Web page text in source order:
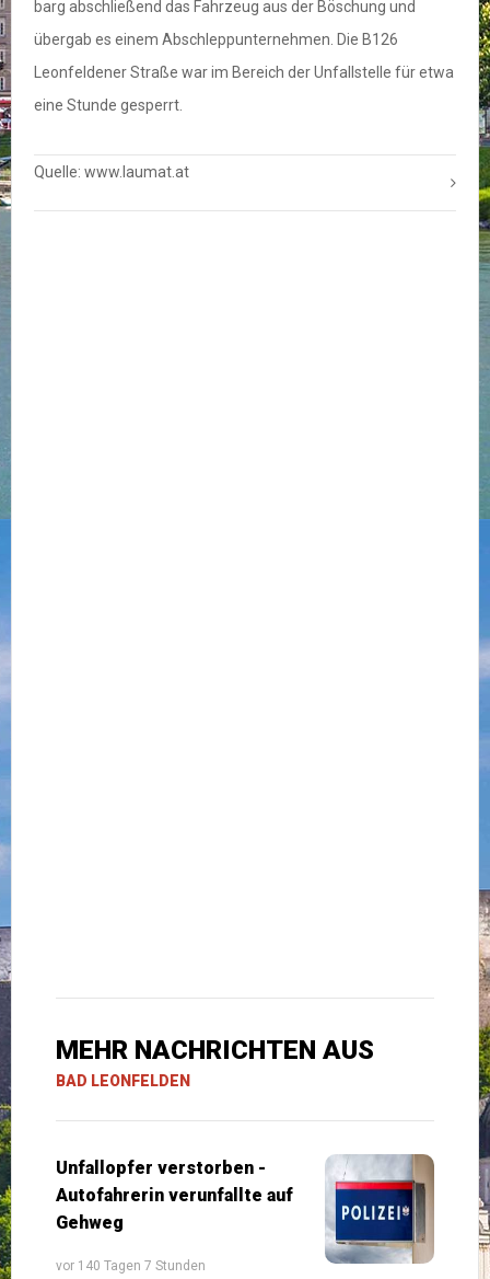
barg abschließend das Fahrzeug aus der Böschung und
übergab es einem Abschleppunternehmen. Die B126
Leonfeldener Straße war im Bereich der Unfallstelle für etwa
eine Stunde gesperrt.
Quelle: www.laumat.at
MEHR NACHRICHTEN AUS
BAD LEONFELDEN
Unfallopfer verstorben -
Autofahrerin verunfallte auf
Gehweg
vor 140 Tagen 7 Stunden